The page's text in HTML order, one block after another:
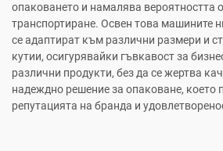
опаковането и намалява вероятността
транспортиране. Освен това машините
се адаптират към различни размери и
кутии, осигурявайки гъвкавост за
различни продукти, без да се жертва
надеждно решение за опаковане, което
репутацията на бранда и